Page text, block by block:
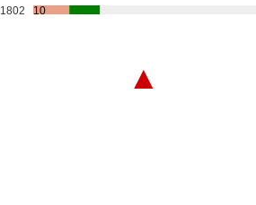
1802 10
▲